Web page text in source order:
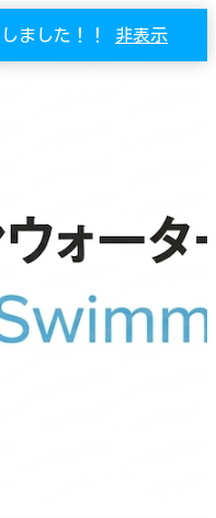
ました！！ 非表示